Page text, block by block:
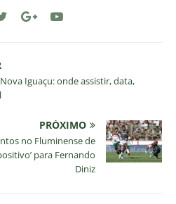
Iguaçu: onde assistir, data,
PRÓXIMO
no Fluminense de
para Fernando
Diniz